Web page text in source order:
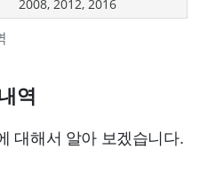
2008, 2012, 2016
역
대해서 알아 보겠습니다.